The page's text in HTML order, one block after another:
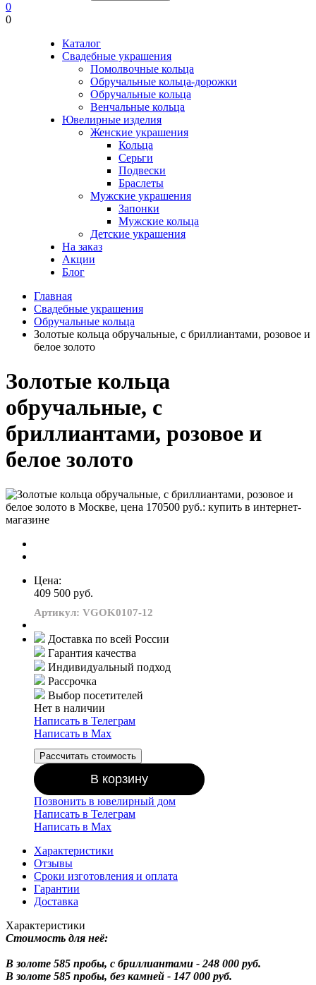
0
0
Каталог
Свадебные украшения
Помолвочные кольца
Обручальные кольца-дорожки
Обручальные кольца
Венчальные кольца
Ювелирные изделия
Женские украшения
Кольца
Серьги
Подвески
Браслеты
Мужские украшения
Запонки
Мужские кольца
Детские украшения
На заказ
Акции
Блог
Главная
Свадебные украшения
Обручальные кольца
Золотые кольца обручальные, с бриллиантами, розовое и
белое золото
Золотые кольца
обручальные, с
бриллиантами, розовое и
белое золото
Цена:
409 500 руб.
Артикул: VGOK0107-12
Доставка по всей России
Гарантия качества
Индивидуальный подход
Рассрочка
Выбор посетителей
Нет в наличии
Написать в Телеграм
Написать в Мах
Рассчитать стоимость
В корзину
Позвонить в ювелирный дом
Написать в Телеграм
Написать в Мах
Характеристики
Отзывы
Сроки изготовления и оплата
Гарантии
Доставка
Характеристики
Стоимость для неё:
В золоте 585 пробы, с бриллиантами - 248 000 руб.
В золоте 585 пробы, без камней - 147 000 руб.